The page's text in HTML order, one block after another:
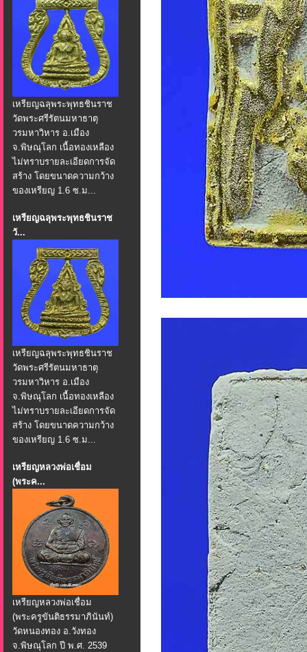
เหรียญฉลุพระพุทธชินราช
วัดพระศรีรัตนมหาธาตุ
วรมหาวิหาร อ.เมือง
จ.พิษณุโลก เนื้อทองเหลือง
ไม่ทราบรายละเอียดการจัด
สร้าง โดยขนาดความกว้าง
ของเหรียญ 1.6 ซ.ม...
เหรียญฉลุพระพุทธชินราช
วั...
เหรียญฉลุพระพุทธชินราช
วัดพระศรีรัตนมหาธาตุ
วรมหาวิหาร อ.เมือง
จ.พิษณุโลก เนื้อทองเหลือง
ไม่ทราบรายละเอียดการจัด
สร้าง โดยขนาดความกว้าง
ของเหรียญ 1.6 ซ.ม...
เหรียญหลวงพ่อเชื่อม
(พระค...
เหรียญหลวงพ่อเชื่อม
(พระครูขันติธรรมาภินันท์)
วัดหนองทอง อ.วังทอง
จ.พิษณุโลก ปี พ.ศ. 2539